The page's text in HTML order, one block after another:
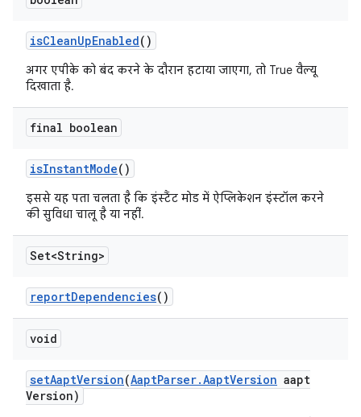
isCleanUpEnabled()
अगर एपीके को बंद करने के दौरान हटाया जाएगा, तो True वैल्यू
दिखाता है.
final boolean
isInstantMode()
इससे यह पता चलता है कि इंस्टैंट मोड में ऐप्लिकेशन इंस्टॉल करने
की सुविधा चालू है या नहीं.
Set<String>
reportDependencies()
void
setAaptVersion(AaptParser.AaptVersion aapt
Version)